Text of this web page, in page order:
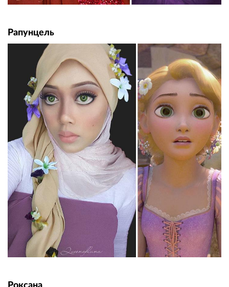
Рапунцель